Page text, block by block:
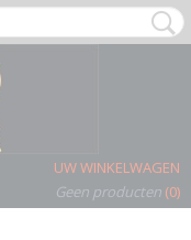
UW WINKELWAGEN
Geen producten (0)